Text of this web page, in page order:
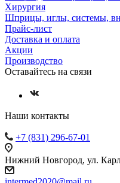
Хирургия
Шприцы, иглы, системы,
Прайс-лист
Доставка и оплата
Акции
Производство
Оставайтесь на связи
Наши контакты
+7 (831) 296-67-01
Нижний Новгород, ул.